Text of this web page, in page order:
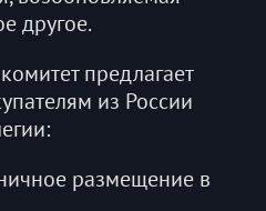
другое.
предлагает
из России
размещение в